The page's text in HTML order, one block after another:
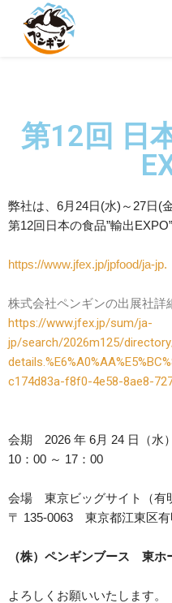
第12回 日
弊社は、6月24日(水)～27日(
第12回日本の食品”輸出
https://www.jfex.jp/jpfood/ja-jp.
株式会社ペンギンの出展社詳
https://www.jfex.jp/sum/ja-
jp/search/2026m125/
c174d83a-f8f0-4e58-8ae8-
会期 2026 年 6月 24 日（水
10：00 ～ 17：00
会場 東京ビッグサイト（有
〒 135-0063 東京都江東区有
（株）ペンギンブース 東
よろしくお願いいたします。